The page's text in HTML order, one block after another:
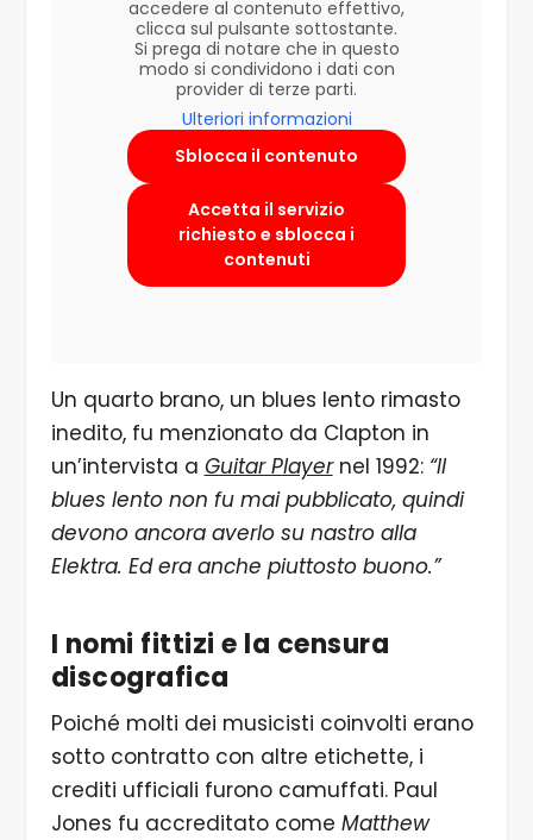
accedere al contenuto effettivo,
clicca sul pulsante sottostante.
Si prega di notare che in questo
modo si condividono i dati con
provider di terze parti.
Ulteriori informazioni
Sblocca il contenuto
Accetta il servizio
richiesto e sblocca i
contenuti
Un quarto brano, un blues lento rimasto
inedito, fu menzionato da Clapton in
un’intervista a Guitar Playernel 1992: “Il
blues lento non fu mai pubblicato, quindi
devono ancora averlo su nastro alla
Elektra. Ed era anche piuttosto buono.”
I nomi fittizi e la censura
discografica
Poiché molti dei musicisti coinvolti erano
sotto contratto con altre etichette, i
crediti ufficiali furono camuffati. Paul
Jones fu accreditato come Matthew